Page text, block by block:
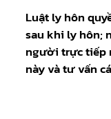
Luật ly hôn
sau khi ly hôn;
người trực tiếp
này và tư vấn